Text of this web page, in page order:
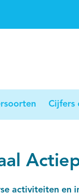
Cijfers
activiteiten en